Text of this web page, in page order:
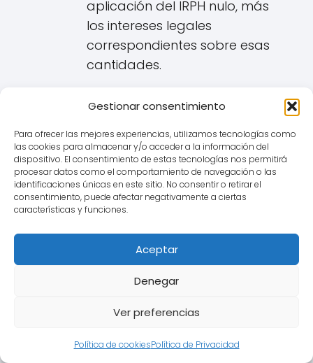
Gestionar consentimiento
Para ofrecer las mejores experiencias, utilizamos tecnologías como
las cookies para almacenar y/o acceder a la información del
dispositivo. El consentimiento de estas tecnologías nos permitirá
procesar datos como el comportamiento de navegación o las
identificaciones únicas en este sitio. No consentir o retirar el
consentimiento, puede afectar negativamente a ciertas
características y funciones.
Aceptar
Denegar
Ver preferencias
Política de cookiesPolítica de Privacidad
aplicación del IRPH nulo, más
los intereses legales
correspondientes sobre esas
cantidades.
¿A Quién Afecta en Sauzal
(El) y Qué Hacer?
Afecta a cualquier persona en
Sauzal (El) que tenga o haya tenido
una hipoteca referenciada a
cualquiera de las modalidades de
IRPH (Cajas, Bancos o Entidades).
Recomendaciones:
Revisar la escritura de la
índice de referencia se aplica y
qué información se dio sobre él